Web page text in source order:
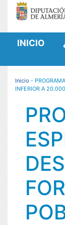
MENÚ
INICIO
Inicio -
INFERIOR A